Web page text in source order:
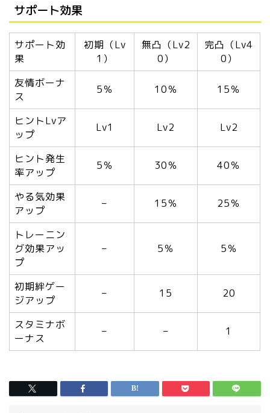
サポート効果
サポート効
果
初期（Lv
1）
無凸（Lv2
0）
完凸（Lv4
0）
友情ボーナ
ス
5％ 10％ 15％
ヒントLvア
ップ
Lv1 Lv2 Lv2
ヒント発生
率アップ
5％ 30％ 40％
やる気効果
アップ
– 15％ 25％
トレーニン
グ効果アッ
プ
– 5％ 5％
初期絆ゲー
ジアップ
– 15 20
スタミナボ
ーナス
– – 1